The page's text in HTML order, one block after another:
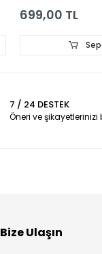
699,00 TL
7 / 24 DESTEK
Öneri ve şikayetlerinizi
Bize Ulaşın